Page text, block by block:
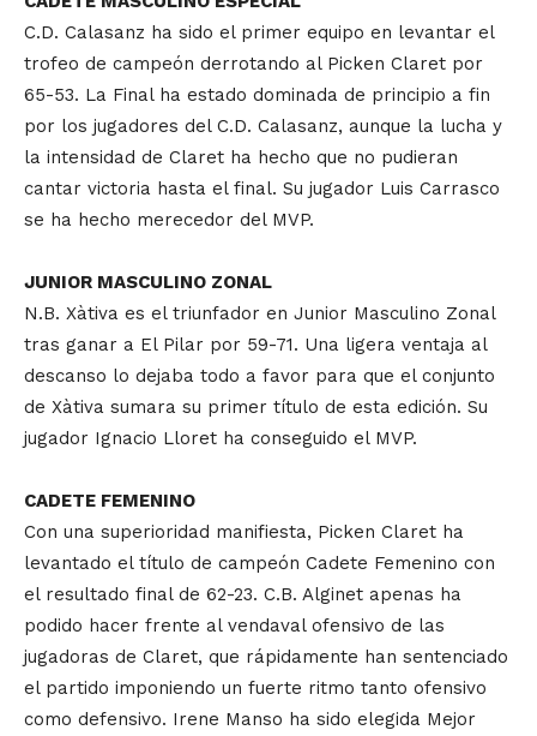
C.D. Calasanz ha sido el primer equipo en levantar el
trofeo de campeón derrotando al Picken Claret por
65-53. La Final ha estado dominada de principio a fin
por los jugadores del C.D. Calasanz, aunque la lucha y
la intensidad de Claret ha hecho que no pudieran
cantar victoria hasta el final. Su jugador Luis Carrasco
se ha hecho merecedor del MVP.
JUNIOR MASCULINO ZONAL
N.B. Xàtiva es el triunfador en Junior Masculino Zonal
tras ganar a El Pilar por 59-71. Una ligera ventaja al
descanso lo dejaba todo a favor para que el conjunto
de Xàtiva sumara su primer título de esta edición. Su
jugador Ignacio Lloret ha conseguido el MVP.
CADETE FEMENINO
Con una superioridad manifiesta, Picken Claret ha
levantado el título de campeón Cadete Femenino con
el resultado final de 62-23. C.B. Alginet apenas ha
podido hacer frente al vendaval ofensivo de las
jugadoras de Claret, que rápidamente han sentenciado
el partido imponiendo un fuerte ritmo tanto ofensivo
como defensivo. Irene Manso ha sido elegida Mejor